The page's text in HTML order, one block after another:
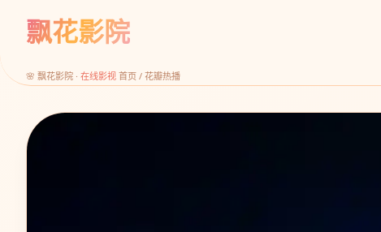
飘花影院
🌸 飘花影院 · 在线影视 首页 / 花瓣热播